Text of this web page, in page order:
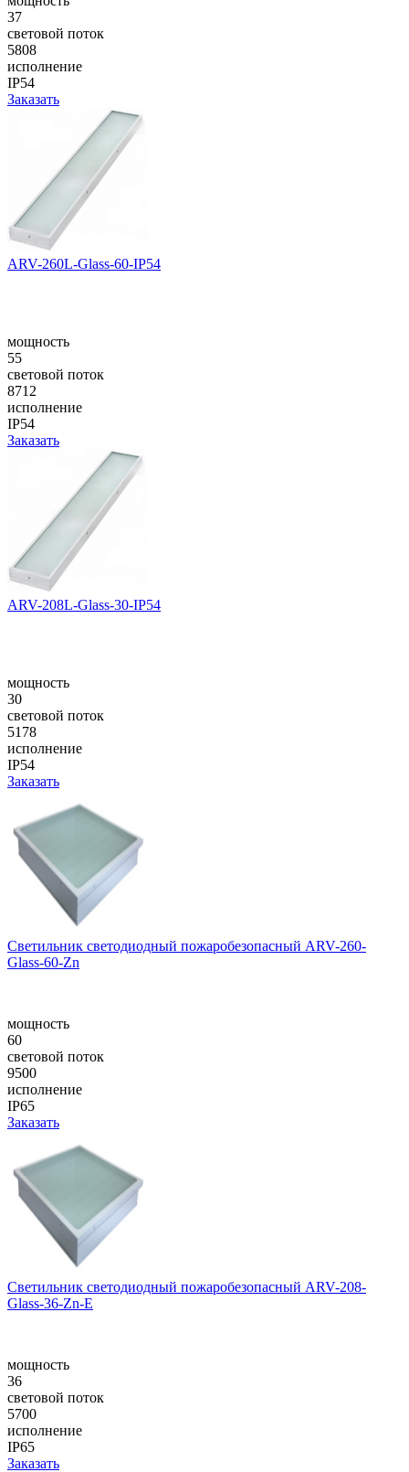
37
световой поток
5808
исполнение
IP54
Заказать
ARV-260L-Glass-60-IP54
мощность
55
световой поток
8712
исполнение
IP54
Заказать
ARV-208L-Glass-30-IP54
мощность
30
световой поток
5178
исполнение
IP54
Заказать
Светильник светодиодный пожаробезопасный ARV-260-
Glass-60-Zn
мощность
60
световой поток
9500
исполнение
IP65
Заказать
Светильник светодиодный пожаробезопасный ARV-208-
Glass-36-Zn-E
мощность
36
световой поток
5700
исполнение
IP65
Заказать